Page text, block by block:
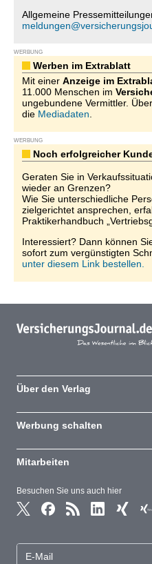
Allgemeine
WERBUNG
Werben im Extrablatt
Mit einer Anzeige im
11.000 Menschen im
ungebundene Vermittler.
die Mediadaten
WERBUNG
Noch erfolgreicher
Geraten Sie in
wieder an Grenzen?
Wie Sie unterschiedliche
zielgerichtet ansprechen,
Praktikerhandbuch
Interessiert? Dann können
sofort zum vergünstigten
unter diesem Link bestellen.
Besuchen Sie uns auch hier
Über den Verlag
Werbung schalten
Mitarbeiten